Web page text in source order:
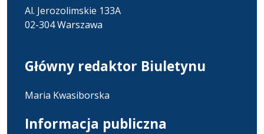
Al. Jerozolimskie 133A
02-304 Warszawa
Główny redaktor Biuletynu
Maria Kwasiborska
Informacja publiczna